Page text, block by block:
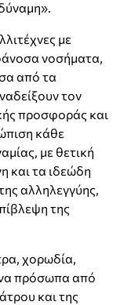
με
νοσήματα,
από τα
τον
προσφοράς και
κάθε
με θετική
και τα ιδεώδη
αλληλεγγύης,
της
χορωδία,
πρόσωπα από
και της